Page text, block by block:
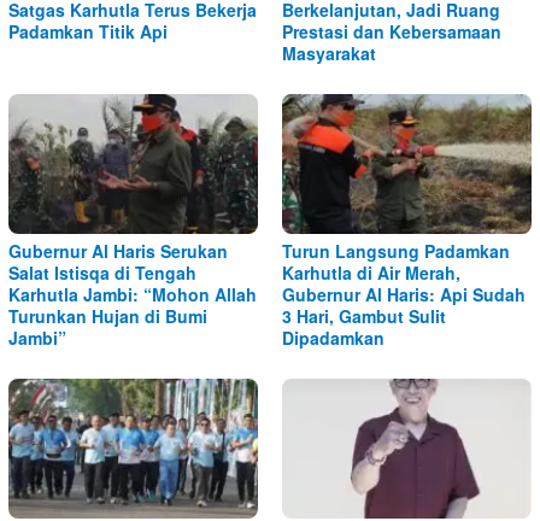
Satgas Karhutla Terus Bekerja
Padamkan Titik Api
Berkelanjutan, Jadi Ruang
Prestasi dan Kebersamaan
Masyarakat
Gubernur Al Haris Serukan
Salat Istisqa di Tengah
Karhutla Jambi: “Mohon Allah
Turunkan Hujan di Bumi
Jambi”
Turun Langsung Padamkan
Karhutla di Air Merah,
Gubernur Al Haris: Api Sudah
3 Hari, Gambut Sulit
Dipadamkan